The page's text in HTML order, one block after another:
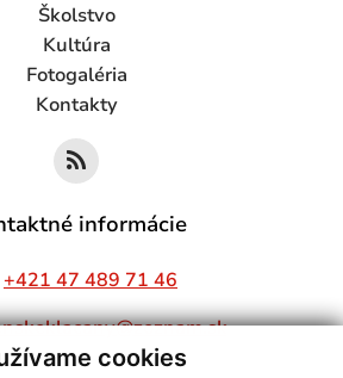
cookies
Školstvo
Kultúra
Fotogaléria
Kontakty
informácie
+421 47 489 71 46